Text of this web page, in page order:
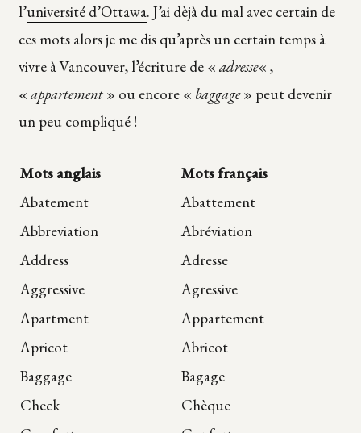
l’université d’Ottawa. J’ai dèjà du mal avec certain de
ces mots alors je me dis qu’après un certain temps à
vivre à Vancouver, l’écriture de « adresse« ,
« appartement» ou encore « baggage» peut devenir
un peu compliqué !
Mots anglais
Mots français
Abatement
Abattement
Abbreviation
Abréviation
Address
Adresse
Aggressive
Agressive
Apartment
Appartement
Apricot
Abricot
Baggage
Bagage
Check
Chèque